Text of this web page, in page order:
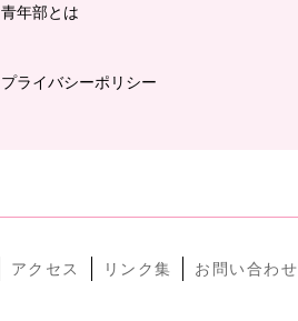
青年部とは
プライバシーポリシー
アクセス リンク集 お問い合わせ